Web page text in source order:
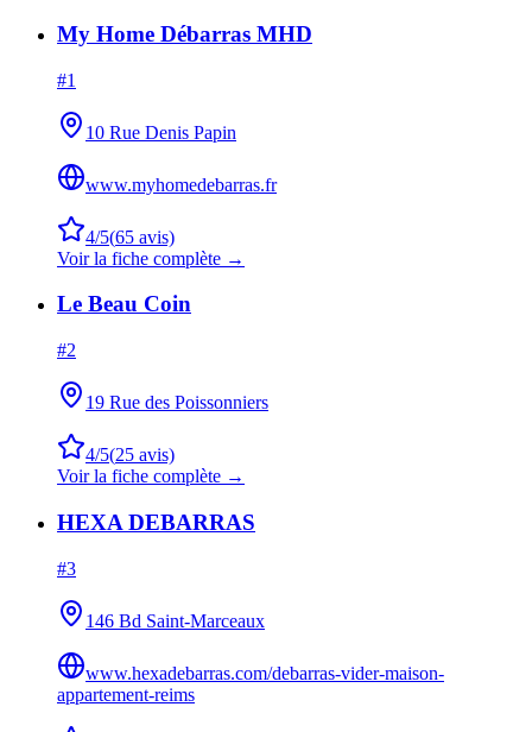
My Home Débarras MHD
#1
10 Rue Denis Papin
www.myhomedebarras.fr
4/5(65 avis)
Voir la fiche complète →
Le Beau Coin
#2
19 Rue des Poissonniers
4/5(25 avis)
Voir la fiche complète →
HEXA DEBARRAS
#3
146 Bd Saint-Marceaux
www.hexadebarras.com/debarras-vider-maison-
appartement-reims